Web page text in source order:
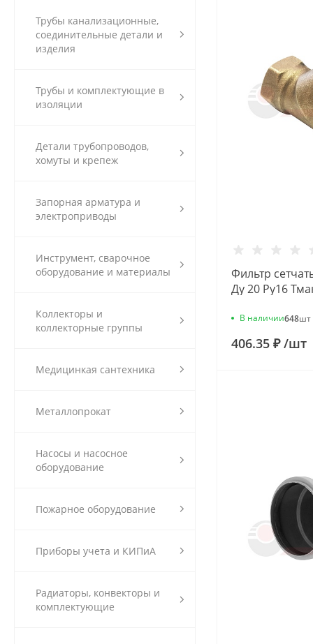
Трубы канализационные,
соединительные детали и
изделия
Трубы и комплектующие в
изоляции
Детали трубопроводов,
хомуты и крепеж
Запорная арматура и
электроприводы
Инструмент, сварочное
оборудование и материалы
Коллекторы и
коллекторные группы
Медицинкая сантехника
Металлопрокат
Насосы и насосное
оборудование
Пожарное оборудование
Приборы учета и КИПиА
Радиаторы, конвекторы и
комплектующие
Фильтр
Ду 20 Ру16
VF.192.L00.034
В наличии648шт
406.35 ₽/шт